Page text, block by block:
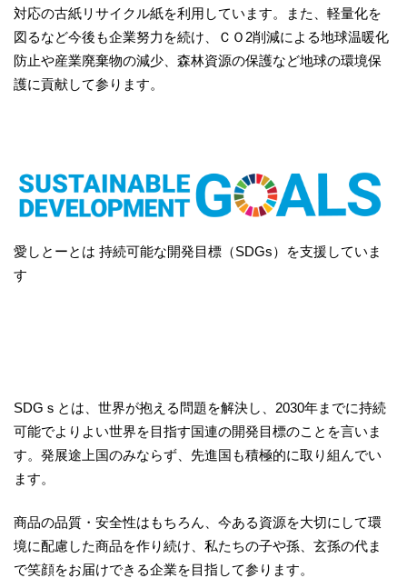
対応の古紙リサイクル紙を利用しています。また、軽量化を
図るなど今後も企業努力を続け、ＣＯ2削減による地球温暖化
防止や産業廃棄物の減少、森林資源の保護など地球の環境保
護に貢献して参ります。
愛しとーとは 持続可能な開発目標（SDGs）を支援していま
す
SDGｓとは、世界が抱える問題を解決し、2030年までに持続
可能でよりよい世界を目指す国連の開発目標のことを言いま
す。発展途上国のみならず、先進国も積極的に取り組んでい
ます。
商品の品質・安全性はもちろん、今ある資源を大切にして環
境に配慮した商品を作り続け、私たちの子や孫、玄孫の代ま
で笑顔をお届けできる企業を目指して参ります。